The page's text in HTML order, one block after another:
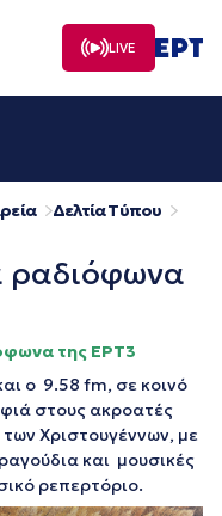
LIVE
Δελτία Τύπου
ραδιόφωνα
της ΕΡΤ3
ο 9.58 fm, σε κοινό
στους ακροατές
Χριστουγέννων, με
και μουσικές
ρεπερτόριο.